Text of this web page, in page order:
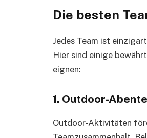
Die besten
Jedes Team ist
Hier sind einige
eignen:
1. Outdoor-
Outdoor-Aktivitäten